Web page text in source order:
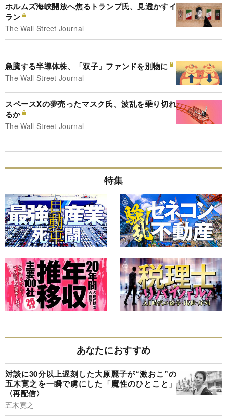
ホルムズ海峡開放へ焦るトランプ氏、見透かすイ
ラン
The Wall Street Journal
急騰する半導体株、「双子」ファンドを別物に
The Wall Street Journal
スペースXの夢売ったマスク氏、波乱を乗り切れ
るか
The Wall Street Journal
特集
あなたにおすすめ
対談に30分以上遅刻した大原麗子が“激おこ”の
五木寛之を一瞬で虜にした「魔性のひとこと」
〈再配信〉
五木寛之